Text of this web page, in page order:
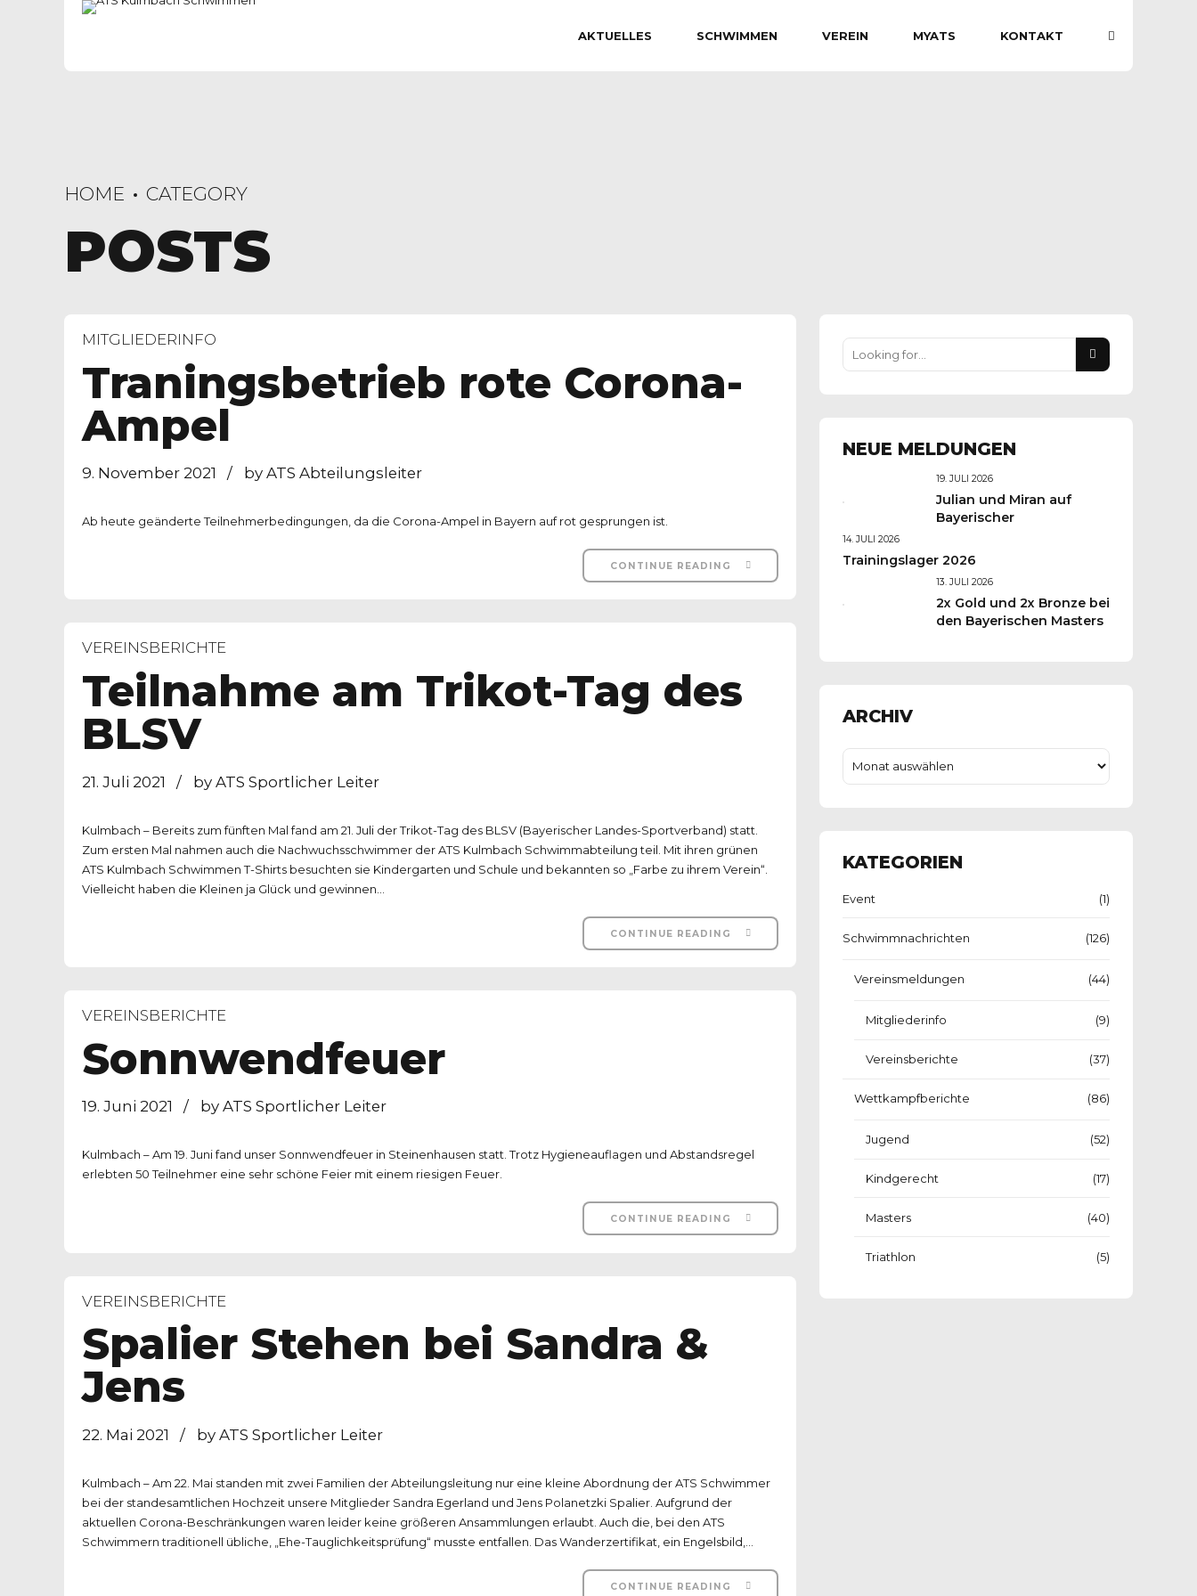
AKTUELLES SCHWIMMEN VEREIN MYATS KONTAKT
HOME CATEGORY
POSTS
MITGLIEDERINFO
Traningsbetrieb rote Corona-
Ampel
9. November 2021 by ATS Abteilungsleiter
Ab heute geänderte Teilnehmerbedingungen, da die Corona-Ampel in Bayern auf rot gesprungen ist.
CONTINUE READING
VEREINSBERICHTE
Teilnahme am Trikot-Tag des
BLSV
21. Juli 2021 by ATS Sportlicher Leiter
Kulmbach – Bereits zum fünften Mal fand am 21. Juli der Trikot-Tag des BLSV (Bayerischer Landes-Sportverband) statt.
Zum ersten Mal nahmen auch die Nachwuchsschwimmer der ATS Kulmbach Schwimmabteilung teil. Mit ihren grünen
ATS Kulmbach Schwimmen T-Shirts besuchten sie Kindergarten und Schule und bekannten so „Farbe zu ihrem Verein“.
Vielleicht haben die Kleinen ja Glück und gewinnen...
CONTINUE READING
VEREINSBERICHTE
Sonnwendfeuer
19. Juni 2021 by ATS Sportlicher Leiter
Kulmbach – Am 19. Juni fand unser Sonnwendfeuer in Steinenhausen statt. Trotz Hygieneauflagen und Abstandsregel
erlebten 50 Teilnehmer eine sehr schöne Feier mit einem riesigen Feuer.
CONTINUE READING
VEREINSBERICHTE
Spalier Stehen bei Sandra &
Jens
22. Mai 2021 by ATS Sportlicher Leiter
Kulmbach – Am 22. Mai standen mit zwei Familien der Abteilungsleitung nur eine kleine Abordnung der ATS Schwimmer
bei der standesamtlichen Hochzeit unsere Mitglieder Sandra Egerland und Jens Polanetzki Spalier. Aufgrund der
aktuellen Corona-Beschränkungen waren leider keine größeren Ansammlungen erlaubt. Auch die, bei den ATS
Schwimmern traditionell übliche, „Ehe-Tauglichkeitsprüfung“ musste entfallen. Das Wanderzertifikat, ein Engelsbild,...
CONTINUE READING
NEUE MELDUNGEN
19. JULI 2026
Julian und Miran auf
Bayerischer
14. JULI 2026
Trainingslager 2026
13. JULI 2026
2x Gold und 2x Bronze bei
den Bayerischen Masters
ARCHIV
KATEGORIEN
Event (1)
Schwimmnachrichten (126)
Vereinsmeldungen (44)
Mitgliederinfo (9)
Vereinsberichte (37)
Wettkampfberichte (86)
Jugend (52)
Kindgerecht (17)
Masters (40)
Triathlon (5)